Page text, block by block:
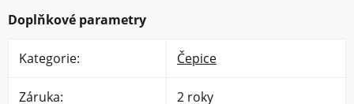
Doplňkové parametry
Kategorie: Čepice
Záruka: 2 roky